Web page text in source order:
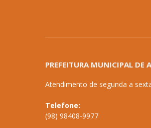
PREFEITURA MUNICIPAL DE
Atendimento de segunda a
Telefone:
(98) 98408-9977